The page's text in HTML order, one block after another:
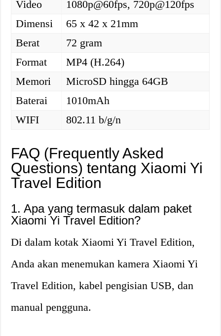
Video
1080p@60fps, 720p@120fps
Dimensi
65 x 42 x 21mm
Berat
72 gram
Format
MP4 (H.264)
Memori
MicroSD hingga 64GB
Baterai
1010mAh
WIFI
802.11 b/g/n
FAQ (Frequently Asked
Questions) tentang Xiaomi Yi
Travel Edition
1. Apa yang termasuk dalam paket
Xiaomi Yi Travel Edition?
Di dalam kotak Xiaomi Yi Travel Edition,
Anda akan menemukan kamera Xiaomi Yi
Travel Edition, kabel pengisian USB, dan
manual pengguna.